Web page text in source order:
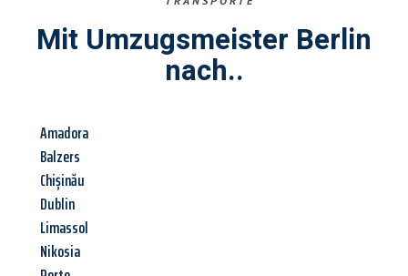
Mit Umzugsmeister Berlin
nach..
Amadora
Balzers
Chișinău
Dublin
Limassol
Nikosia